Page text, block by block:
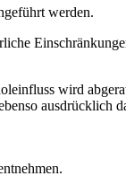
werden.
wird
ausdrücklich